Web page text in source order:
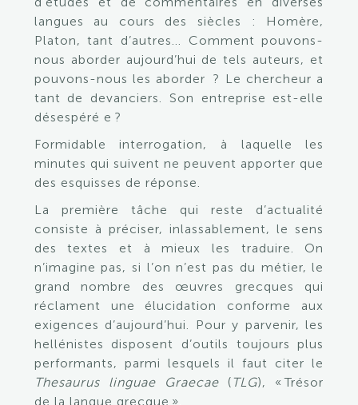
langues au cours des siècles : Homère,
Platon, tant d’autres… Comment pouvons-
nous aborder aujourd’hui de tels auteurs, et
pouvons-nous les aborder ? Le chercheur a
tant de devanciers. Son entreprise est-elle
désespéré e ?
Formidable interrogation, à laquelle les
minutes qui suivent ne peuvent apporter que
des esquisses de réponse.
La première tâche qui reste d’actualité
consiste à préciser, inlassablement, le sens
des textes et à mieux les traduire. On
n’imagine pas, si l’on n’est pas du métier, le
grand nombre des œuvres grecques qui
réclament une élucidation conforme aux
exigences d’aujourd’hui. Pour y parvenir, les
hellénistes disposent d’outils toujours plus
performants, parmi lesquels il faut citer le
Thesaurus linguae Graecae (TLG), « Trésor
de la langue grecque ».